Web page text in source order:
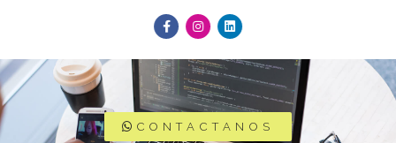
CONTACTANOS